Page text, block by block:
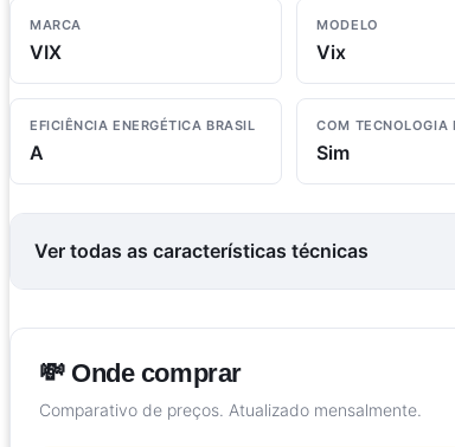
MARCA
VIX
MODELO
Vix
EFICIÊNCIA ENERGÉTICA BRASIL
A
COM TECNOLOGIA
Sim
Ver todas as características técnicas
💸 Onde comprar
Comparativo de preços. Atualizado mensalmente.